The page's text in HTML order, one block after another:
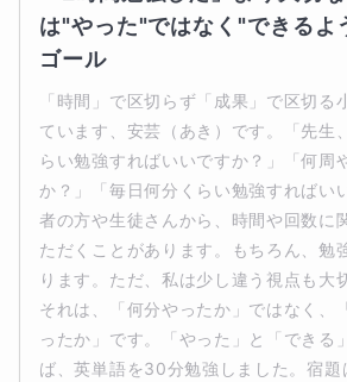
は"やった"ではなく"できるよ
ゴール
「時間」で区切らず「成果」で区切る
ています、安芸（あき）です。「先生
らい勉強すればいいですか？」「何周
か？」「毎日何分くらい勉強すればい
者の方や生徒さんから、時間や回数に
ただくことがあります。もちろん、勉
ります。ただ、私は少し違う視点も大
それは、「何分やったか」ではなく、
ったか」です。「やった」と「できる
ば、英単語を30分勉強しました。宿題